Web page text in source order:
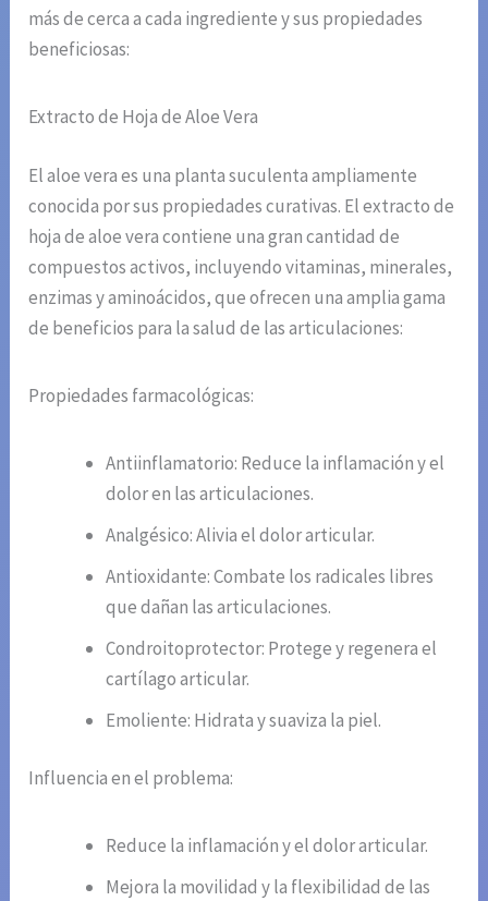
más de cerca a cada ingrediente y sus propiedades
beneficiosas:
Extracto de Hoja de Aloe Vera
El aloe vera es una planta suculenta ampliamente
conocida por sus propiedades curativas. El extracto de
hoja de aloe vera contiene una gran cantidad de
compuestos activos, incluyendo vitaminas, minerales,
enzimas y aminoácidos, que ofrecen una amplia gama
de beneficios para la salud de las articulaciones:
Propiedades farmacológicas:
Antiinflamatorio: Reduce la inflamación y el
dolor en las articulaciones.
Analgésico: Alivia el dolor articular.
Antioxidante: Combate los radicales libres
que dañan las articulaciones.
Condroitoprotector: Protege y regenera el
cartílago articular.
Emoliente: Hidrata y suaviza la piel.
Influencia en el problema:
Reduce la inflamación y el dolor articular.
Mejora la movilidad y la flexibilidad de las